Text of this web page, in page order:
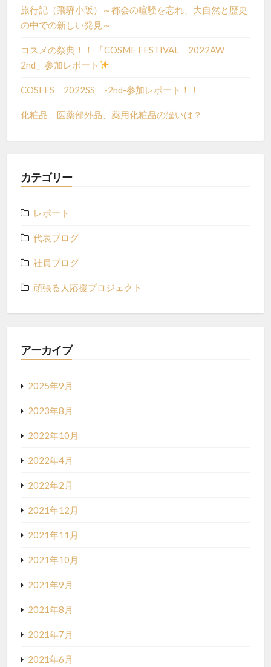
旅行記（飛騨小阪）～都会の喧騒を忘れ、大自然と歴史
の中での新しい発見～
コスメの祭典！！ 「COSME FESTIVAL 2022AW
2nd」参加レポート
COSFES 2022SS -2nd-参加レポート！！
化粧品、医薬部外品、薬用化粧品の違いは？
カテゴリー
レポート
代表ブログ
社員ブログ
頑張る人応援プロジェクト
アーカイブ
2025年9月
2023年8月
2022年10月
2022年4月
2022年2月
2021年12月
2021年11月
2021年10月
2021年9月
2021年8月
2021年7月
2021年6月